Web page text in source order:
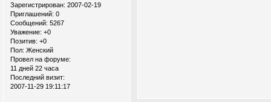
Зарегистрирован: 2007-02-19
Приглашений: 0
Сообщений: 5267
Уважение: +0
Позитив: +0
Пол: Женский
Провел на форуме:
11 дней 22 часа
Последний визит:
2007-11-29 19:11:17